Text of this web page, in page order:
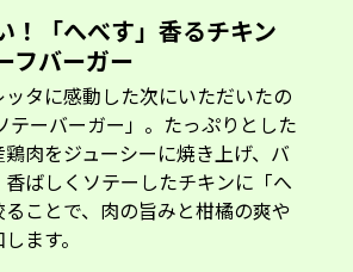
！「へべす」香るチキン
フバーガー
タに感動した次にいただいたの
テーバーガー」。たっぷりとした
肉をジューシーに焼き上げ、バ
ばしくソテーしたチキンに「へ
ことで、肉の旨みと柑橘の爽や
ます。